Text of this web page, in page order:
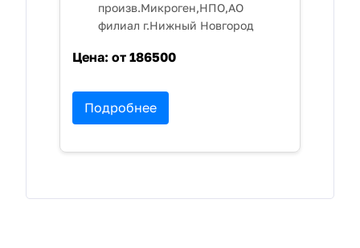
произв.Микроген,НПО,АО
филиал г.Нижный Новгород
Цена: от 186500
Подробнее